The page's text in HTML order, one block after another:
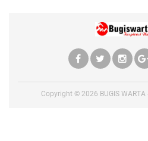
Copyright © 2026 BUGIS